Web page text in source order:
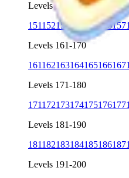
Levels 151-160
151152153154155156157
Levels 161-170
161162163164165166167
Levels 171-180
171172173174175176177
Levels 181-190
181182183184185186187
Levels 191-200